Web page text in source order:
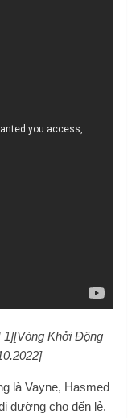
Khởi Động
là Vayne, Hasmed
đường cho đến lẻ.